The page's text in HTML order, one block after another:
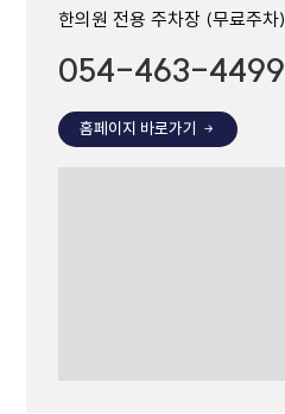
한의원 전용 주차장 (무료주차)
054-463-4499
홈페이지 바로가기